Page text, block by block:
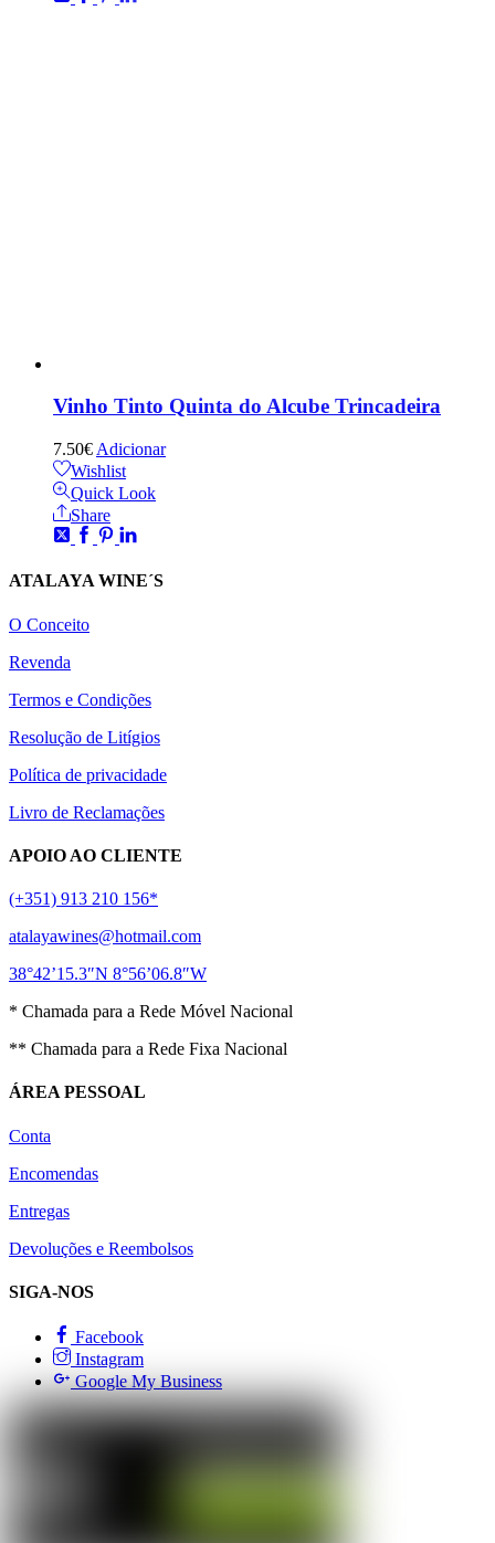
Vinho Tinto Quinta do Alcube Trincadeira
7.50€ Adicionar
Wishlist
Quick Look
Share
ATALAYA WINE´S
O Conceito
Revenda
Termos e Condições
Resolução de Litígios
Política de privacidade
Livro de Reclamações
APOIO AO CLIENTE
(+351) 913 210 156*
atalayawines@hotmail.com
38°42’15.3″N 8°56’06.8″W
* Chamada para a Rede Móvel Nacional
** Chamada para a Rede Fixa Nacional
ÁREA PESSOAL
Conta
Encomendas
Entregas
Devoluções e Reembolsos
SIGA-NOS
Facebook
Instagram
Google My Business